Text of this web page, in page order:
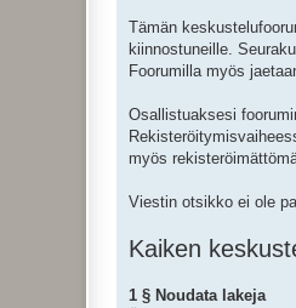
Tämän
kiinnostuneille.
Foorumilla myös
Osallistuaksesi
myös
Viestin otsikko ei ole
Kaiken
1 § Noudata lakeja